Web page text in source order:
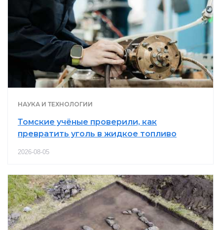
НАУКА И ТЕХНОЛОГИИ
Томские учёные проверили, как
превратить уголь в жидкое топливо
2026-08-05